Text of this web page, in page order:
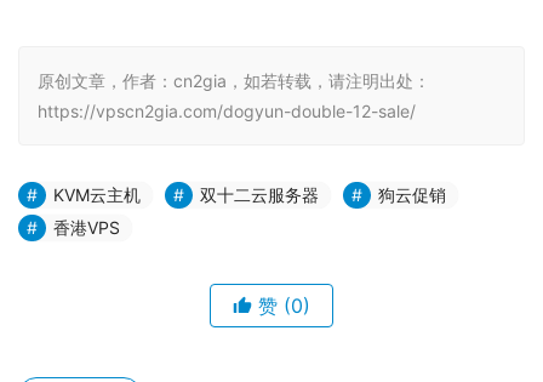
原创文章，作者：cn2gia，如若转载，请注明出处：
https://vpscn2gia.com/dogyun-double-12-sale/
KVM云主机 双十二云服务器
狗云促销
香港VPS
赞 (0)